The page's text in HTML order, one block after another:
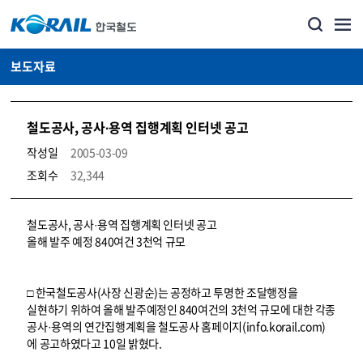
보도자료
철도공사, 공사·용역 집행계획 인터넷 공고
작성일
2005-03-09
조회수
32,344
뉴스·홍보_보도자료 상세보기 – 내용, 파일, 담당자 연락처로 구성
철도공사, 공사·용역 집행계획 인터넷 공고
올해 발주 예정 840여건 3천억 규모
□ 한국철도공사(사장 신광순)는 공정하고 투명한 조달행정을
실현하기 위하여 올해 발주예정인 840여건의 3천억 규모에 대한 각종
공사·용역의 연간집행계획을 철도공사 홈페이지(info.korail.com)
에 공고하였다고 10일 밝혔다.